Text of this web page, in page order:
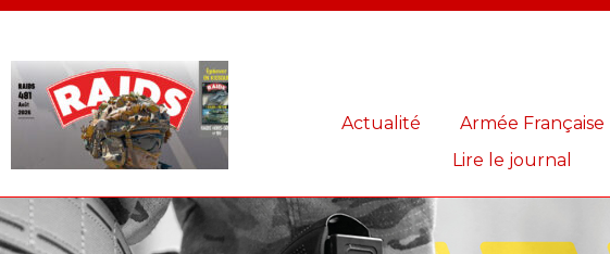
Actualité Armée Française
Lire le journal
Panneau de gestion des cookies